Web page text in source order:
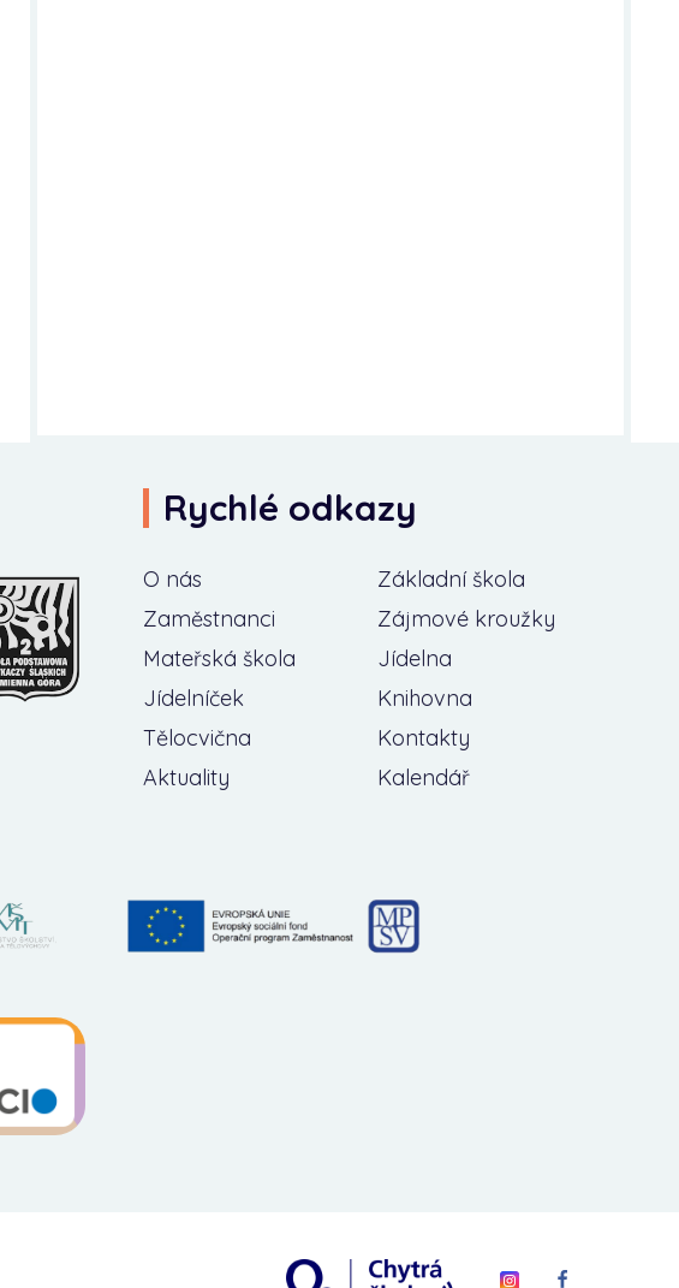
Rychlé odkazy
O nás
Základní škola
Zaměstnanci
Zájmové kroužky
Mateřská škola
Jídelna
Jídelníček
Knihovna
Tělocvična
Kontakty
Aktuality
Kalendář